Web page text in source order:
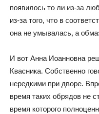
появилось то ли из-за
из-за того, что в
она не умывалась, а
И вот Анна Иоанновна
Квасника. Собственно
нередкими при дворе.
время таких обрядов не
время которого